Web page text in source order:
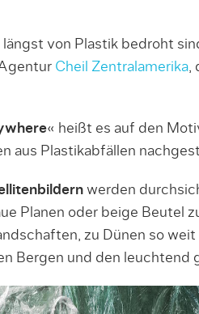
längst von Plastik bedroht
Cheil Zentralamerika,
« heißt es auf den
aus Plastikabfällen
werden
Planen oder beige Beutel
zu Dünen so
Bergen und den leuchtend